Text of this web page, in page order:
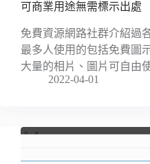
可商業用途無需標示出處
免費資源網路社群介紹過
最多人使用的包括免費圖
大量的相片、圖片可自由
2022-04-01